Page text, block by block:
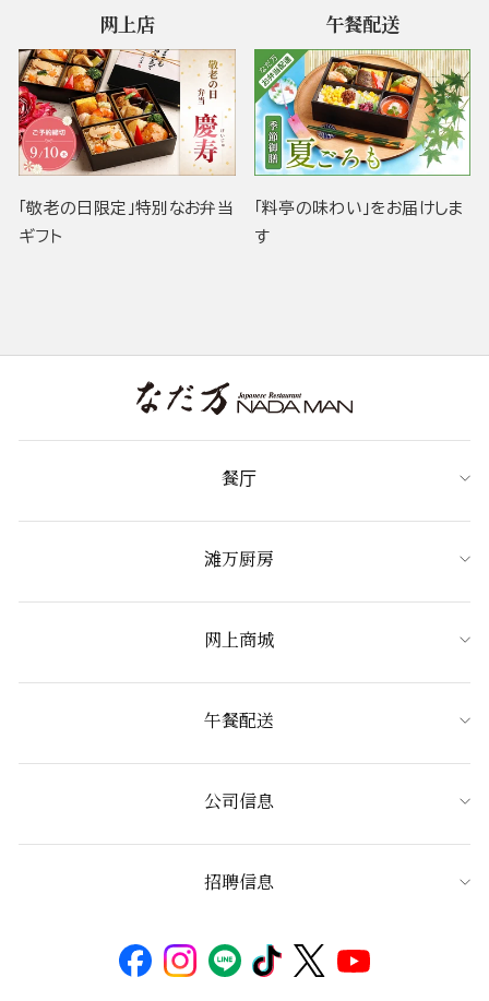
网上店
「敬老の日限定」特別なお弁当
ギフト
午餐配送
「料亭の味わい」をお届けしま
す
餐厅
滩万厨房
网上商城
午餐配送
公司信息
招聘信息